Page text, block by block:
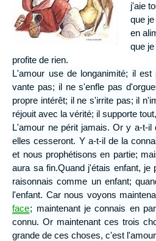
j'aie
que
en
que
profite de rien.
L'amour use de longanimité; il
vante pas; il ne s'enfle pas
propre intérêt; il ne s'irrite pas; il
réjouit avec la vérité; il supporte
L'amour ne périt jamais. Or y a-t-il
elles cesseront. Y a-t-il de la
et nous prophétisons en partie;
aura sa fin.Quand j'étais enfant,
raisonnais comme un enfant;
l'enfant. Car nous voyons
face; maintenant je connais en
connu. Or maintenant ces trois
grande de ces choses, c'est